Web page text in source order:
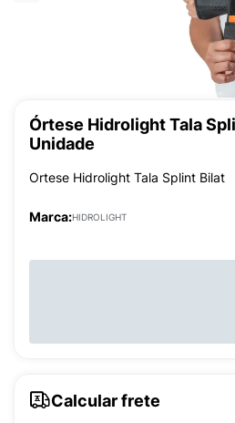
Órtese Hidrolight Tala
Unidade
Ortese Hidrolight Tala Splint Bilat
Marca:HIDROLIGHT
Calcular frete